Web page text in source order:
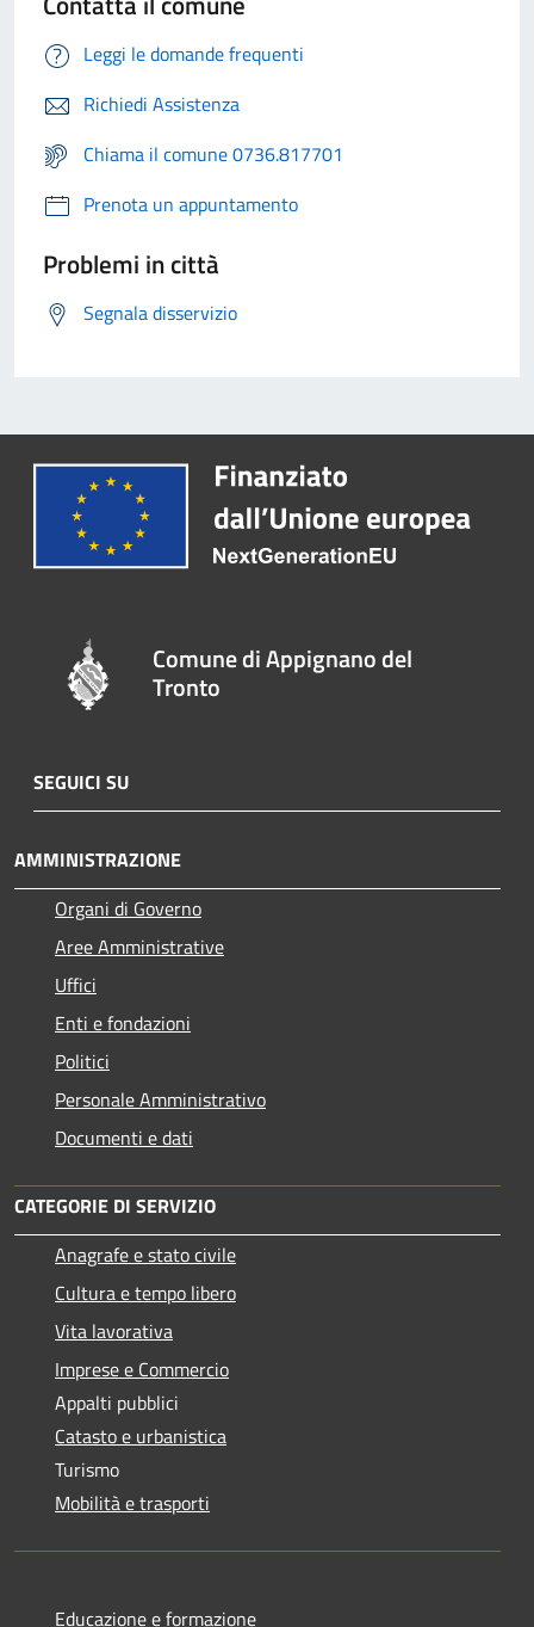
Leggi le domande frequenti
Richiedi Assistenza
Chiama il comune 0736.817701
Prenota un appuntamento
Problemi in città
Segnala disservizio
Comune di Appignano del
Tronto
SEGUICI SU
AMMINISTRAZIONE
Organi di Governo
Aree Amministrative
Uffici
Enti e fondazioni
Politici
Personale Amministrativo
Documenti e dati
CATEGORIE DI SERVIZIO
Anagrafe e stato civile
Cultura e tempo libero
Vita lavorativa
Imprese e Commercio
Appalti pubblici
Catasto e urbanistica
Turismo
Mobilità e trasporti
Educazione e formazione